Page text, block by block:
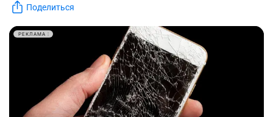
Поделиться
РЕКЛАМА